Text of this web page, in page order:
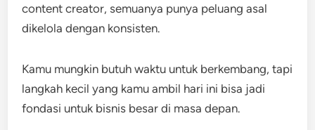
content creator, semuanya punya peluang asal
dikelola dengan konsisten.
Kamu mungkin butuh waktu untuk berkembang, tapi
langkah kecil yang kamu ambil hari ini bisa jadi
fondasi untuk bisnis besar di masa depan.